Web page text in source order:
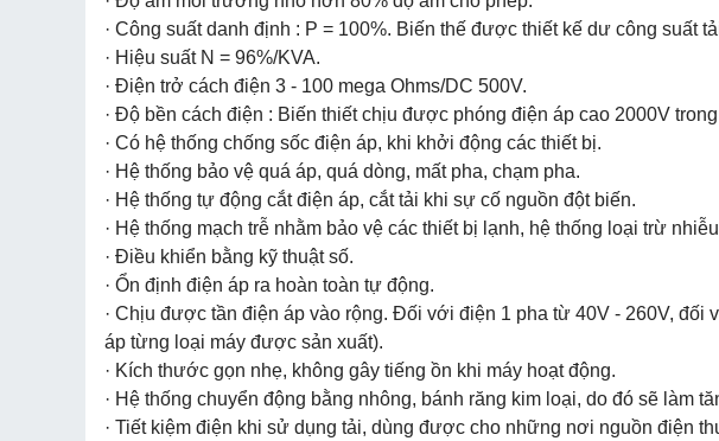
· Công suất danh định : P = 100%. Biến thế được thiết kế dư công suất
· Hiệu suất N = 96%/KVA.
· Điện trở cách điện 3 - 100 mega Ohms/DC 500V.
· Độ bền cách điện : Biến thiết chịu được phóng điện áp cao 2000V
· Có hệ thống chống sốc điện áp, khi khởi động các thiết bị.
· Hệ thống bảo vệ quá áp, quá dòng, mất pha, chạm pha.
· Hệ thống tự động cắt điện áp, cắt tải khi sự cố nguồn đột biến.
· Hệ thống mạch trễ nhằm bảo vệ các thiết bị lạnh, hệ thống loại trừ
· Điều khiển bằng kỹ thuật số.
· Ổn định điện áp ra hoàn toàn tự động.
· Chịu được tần điện áp vào rộng. Đối với điện 1 pha từ 40V - 260V, đối
áp từng loại máy được sản xuất).
· Kích thước gọn nhẹ, không gây tiếng ồn khi máy hoạt động.
· Hệ thống chuyển động bằng nhông, bánh răng kim loại, do đó sẽ làm
· Tiết kiệm điện khi sử dụng tải, dùng được cho những nơi nguồn điện